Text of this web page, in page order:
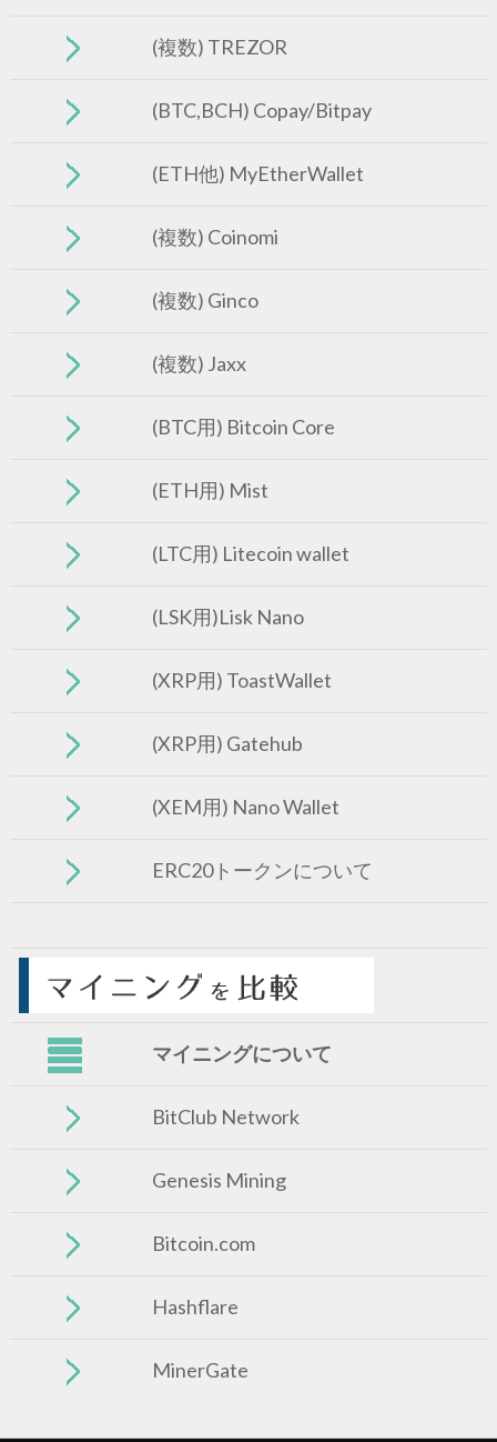
(複数) TREZOR
(BTC,BCH) Copay/Bitpay
(ETH他) MyEtherWallet
(複数) Coinomi
(複数) Ginco
(複数) Jaxx
(BTC用) Bitcoin Core
(ETH用) Mist
(LTC用) Litecoin wallet
(LSK用)Lisk Nano
(XRP用) ToastWallet
(XRP用) Gatehub
(XEM用) Nano Wallet
ERC20トークンについて
マイニングについて
BitClub Network
Genesis Mining
Bitcoin.com
Hashflare
MinerGate